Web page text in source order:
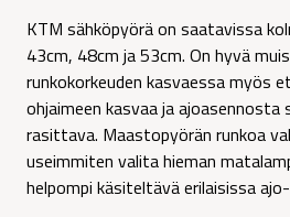
KTM sähköpyörä on saatavissa
43cm, 48cm ja 53cm. On hyvä
runkokorkeuden kasvaessa myös
ohjaimeen kasvaa ja
rasittava. Maastopyörän runkoa
useimmiten valita hieman
helpompi käsiteltävä erilaisissa